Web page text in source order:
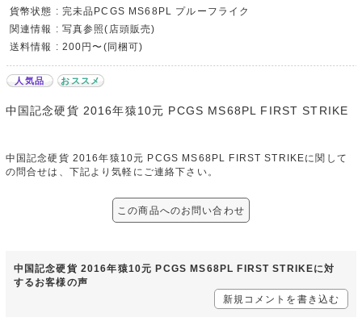
貨幣状態 : 完未品PCGS MS68PL プルーフライク
関連情報 : 写真参照(店頭販売)
送料情報 : 200円〜(同梱可)
人気品 おススメ
中国記念硬貨 2016年猿10元 PCGS MS68PL FIRST STRIKE
中国記念硬貨 2016年猿10元 PCGS MS68PL FIRST STRIKEに関して
の問合せは、下記より気軽にご連絡下さい。
この商品へのお問い合わせ
中国記念硬貨 2016年猿10元 PCGS MS68PL FIRST STRIKEに対
するお客様の声
新規コメントを書き込む